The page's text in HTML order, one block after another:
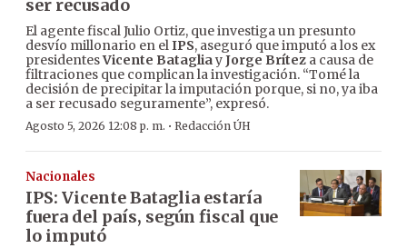
ser recusado
El agente fiscal Julio Ortiz, que investiga un presunto
desvío millonario en elIPS, aseguró que imputó a los ex
presidentesVicente BatagliayJorge Brítez a causa de
filtraciones que complican la investigación. “Tomé la
decisión de precipitar la imputación porque, si no, ya iba
a ser recusado seguramente”, expresó.
Agosto 5, 2026 12:08 p. m. · Redacción ÚH
Nacionales
IPS: Vicente Bataglia estaría
fuera del país, según fiscal que
lo imputó